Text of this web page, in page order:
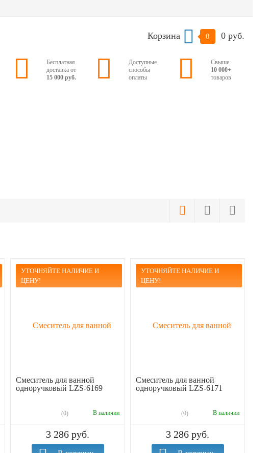
Корзина 0 0 руб.
Бесплатная
доставка от
15 000 руб.
Доступные
способы
оплаты
Свыше
10 000+
товаров
УТОЧНЯЙТЕ НАЛИЧИЕ И
ЦЕНУ!
Смеситель для ванной
одноручковый LZS-6169
(0) В наличии
3 286 руб.
УТОЧНЯЙТЕ НАЛИЧИЕ И
ЦЕНУ!
Смеситель для ванной
одноручковый LZS-6171
(0) В наличии
3 286 руб.